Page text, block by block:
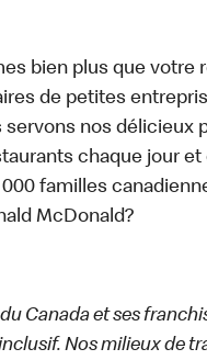
bien plus que votre
de petites
servons nos
chaque jour
familles
McDonald?
Canada et ses
Nos milieux de